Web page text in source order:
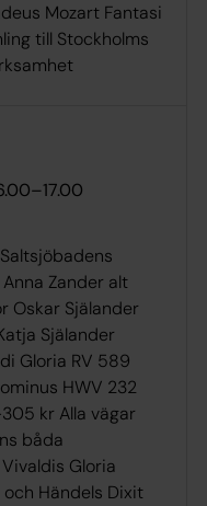
Mozart Fantasi
till Stockholms
–17.00
Zander alt
Oskar Själander
Själander
Gloria RV 589
HWV 232
kr Alla vägar
båda
Gloria
Händels Dixit